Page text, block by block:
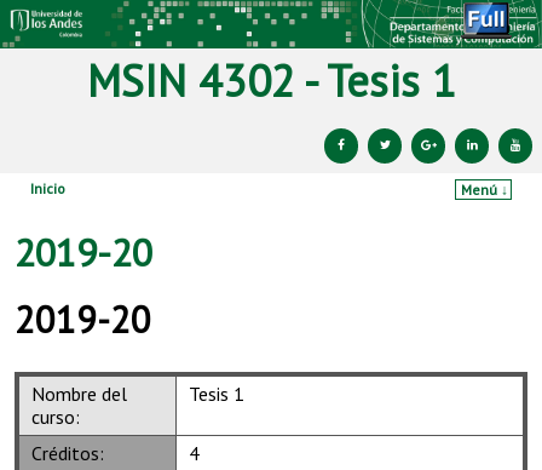
MSIN 4302 - Tesis 1
Inicio
Menú ↓
2019-20
2019-20
Nombre del
curso:
Tesis 1
Créditos:
4